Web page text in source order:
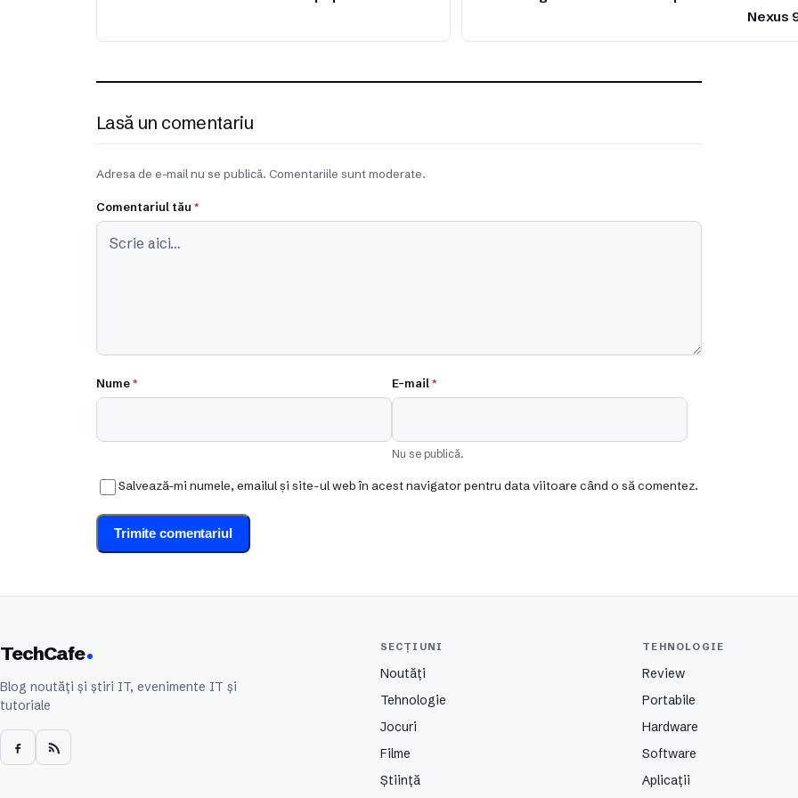
Nexus
Lasă un comentariu
Adresa de e-mail nu se publică. Comentariile sunt moderate.
Comentariul tău *
Nume* E-mail*
Nu se publică.
Salvează-mi numele, emailul și site-ul web în acest navigator pentru data viitoare când o să comentez.
TechCafe
Blog noutăți și știri IT, evenimente IT și
tutoriale
SECȚIUNI
Noutăți
Tehnologie
Jocuri
Filme
Știință
TEHNOLOGIE
Review
Portabile
Hardware
Software
Aplicații